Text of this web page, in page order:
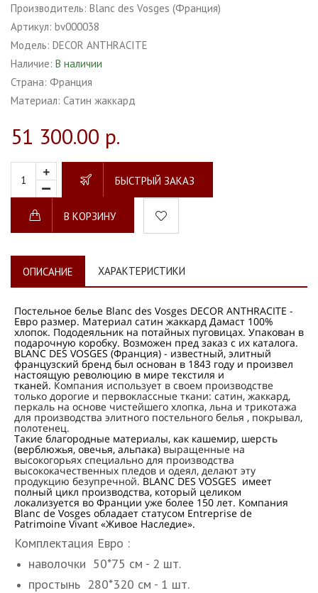
Производитель: Blanc des Vosges (Франция)
Артикул: bv000038
Модель: DECOR ANTHRACITE
Наличие: В наличии
Страна: Франция
Материал: Сатин жаккард
51 300.00 р.
БЫСТРЫЙ ЗАКАЗ
В КОРЗИНУ
ОПИСАНИЕ ХАРАКТЕРИСТИКИ
Постельное белье Blanc des Vosges DECOR ANTHRACITE -
Евро размер. Материал сатин жаккард Дамаст 100%
хлопок. Пододеяльник на потайных пуговицах. Упакован в
подарочную коробку. Возможен пред заказ с их каталога.
BLANC DES VOSGES (Франция) - известный, элитный
французский бренд был основан в 1843 году и произвел
настоящую революцию в мире текстиля и
тканей. Компания использует в своем производстве
только дорогие и первоклассные ткани: сатин, жаккард,
перкаль на основе чистейшего хлопка, льна и трикотажа
для производства элитного постельного белья , покрывал,
полотенец.
Такие благородные материалы, как кашемир, шерсть
(верблюжья, овечья, альпака) выращенные на
высокогорьях специально для производства
высококачественных пледов и одеял, делают эту
продукцию безупречной. BLANC DES VOSGES имеет
полный цикл производства, который целиком
локализуется во Франции уже более 150 лет. Компания
Blanc de Vosges обладает статусом Entreprise de
Patrimoine Vivant «Живое Наследие».
Комплектация Евро :
наволочки 50*75 см - 2 шт.
простынь 280*320 см - 1 шт.